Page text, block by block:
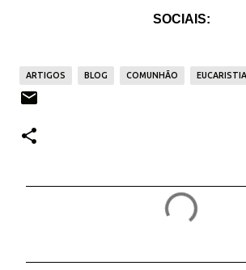
SOCIAIS:
ARTIGOS BLOG COMUNHÃO EUCARISTIA